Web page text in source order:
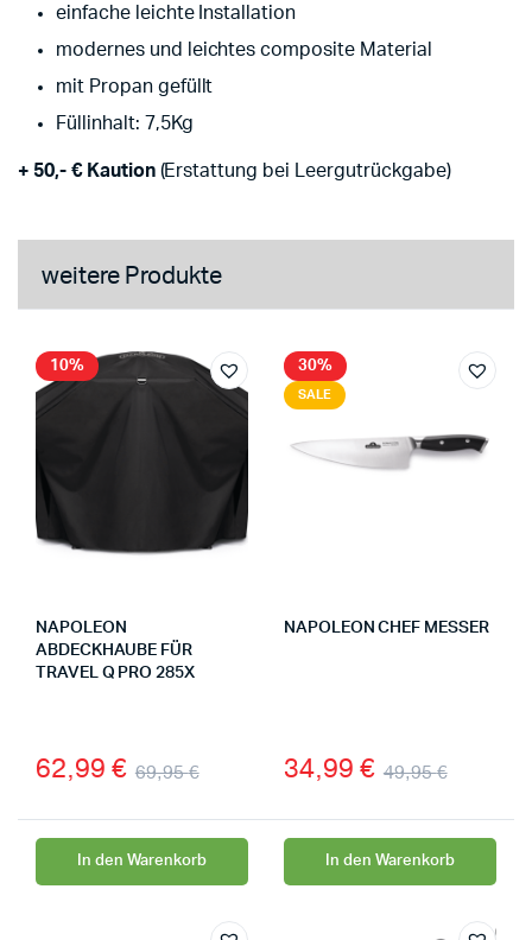
einfache leichte Installation
modernes und leichtes composite Material
mit Propan gefüllt
Füllinhalt: 7,5Kg
+ 50,- € Kaution(Erstattung bei Leergutrückgabe)
weitere Produkte
10%
NAPOLEON
ABDECKHAUBE FÜR
TRAVEL Q PRO 285X
69,95€
62,99 €
In den Warenkorb
30%
SALE
NAPOLEON CHEF MESSER
49,95€
34,99 €
In den Warenkorb